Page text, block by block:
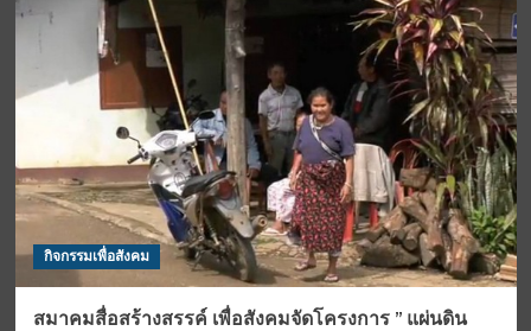
กิจกรรมเพื่อสังคม
สมาคมสื่อสร้างสรรค์ เพื่อสังคมจัดโครงการ ” แผ่นดิน